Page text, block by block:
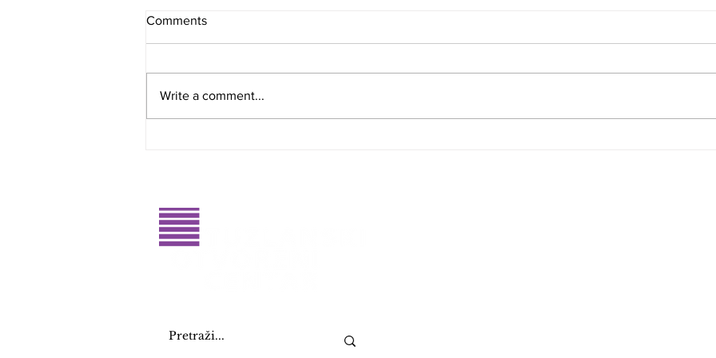
Comments
Write a comment...